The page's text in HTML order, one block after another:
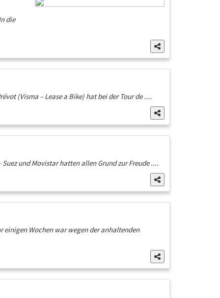
die
(Visma – Lease a Bike) hat bei der Tour de ....
und Movistar hatten allen Grund zur Freude ....
einigen Wochen war wegen der anhaltenden